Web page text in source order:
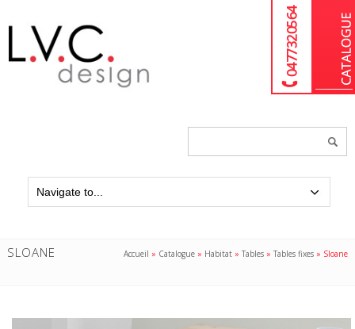
04 77 32 05 64
SLOANE Accueil » Catalogue » Habitat »Tables »Tables fixes » Sloane